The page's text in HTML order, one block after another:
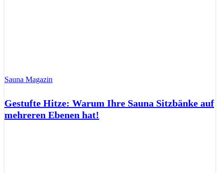
Sauna Magazin
Gestufte Hitze: Warum Ihre Sauna Sitzbänke auf
mehreren Ebenen hat!